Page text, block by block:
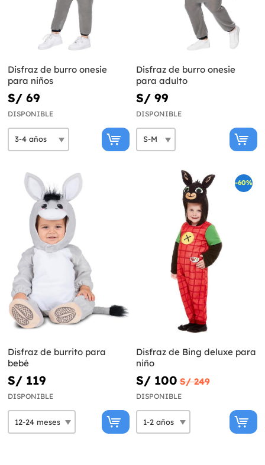
Disfraz de burro onesie
para niños
S/ 69
DISPONIBLE
Disfraz de burro onesie
para adulto
S/ 99
DISPONIBLE
Disfraz de burrito para
bebé
S/ 119
DISPONIBLE
-60%
Disfraz de Bing deluxe para
niño
S/ 100 S/ 249
DISPONIBLE